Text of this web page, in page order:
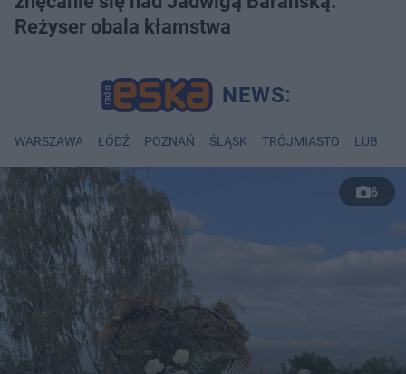
Reżyser obala kłamstwa
WARSZAWA ŁÓDŹ POZNAŃ ŚLĄSK TRÓJMIASTO LUBLIN
6